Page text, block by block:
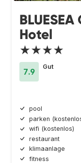
Hotel
★★★★
7.9
Gut
pool
parken
wifi (kostenlos)
restaurant
klimaanlage
fitness